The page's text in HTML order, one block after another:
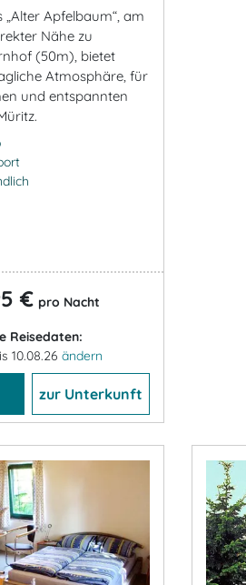
„Alter Apfelbaum“, am
Nähe zu
(50m), bietet
Atmosphäre, für
und entspannten
€ pro Nacht
Reisedaten:
10.08.26 ändern
zur Unterkunft